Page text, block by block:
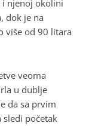
i njenoj okolini
dok je na
više od 90 litara
veoma
u dublje
da sa prvim
početak